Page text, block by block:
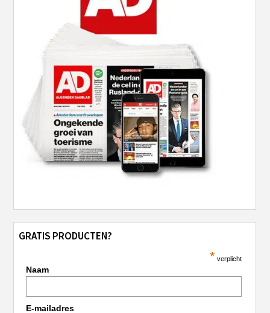
GRATIS PRODUCTEN?
* verplicht
Naam
E-mailadres